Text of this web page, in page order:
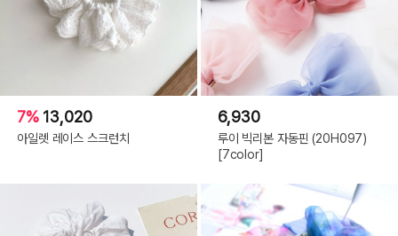
7% 13,020
아일렛 레이스 스크런치
6,930
루이 빅리본 자동핀 (20H097)
[7color]